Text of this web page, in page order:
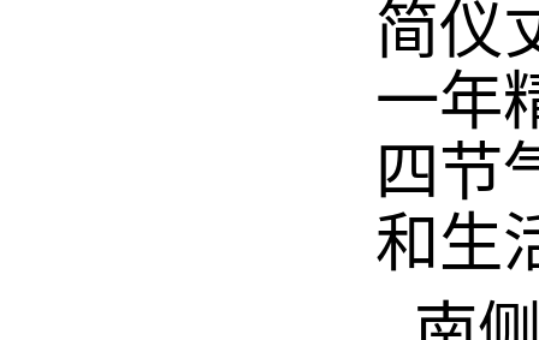
简仪
一年
四节
和生